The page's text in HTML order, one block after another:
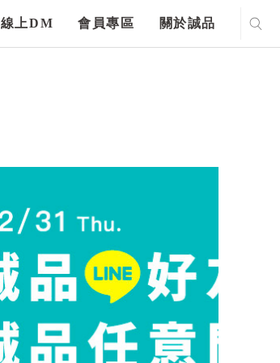
線上DM 會員專區 關於誠品